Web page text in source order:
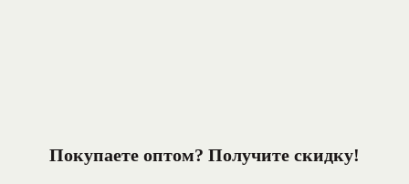
Покупаете оптом? Получите скидку!